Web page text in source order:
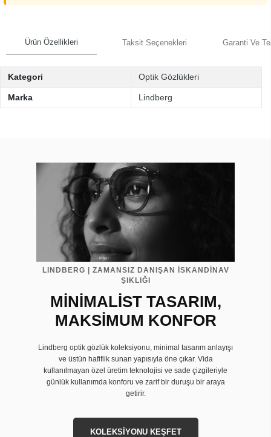
Ürün Özellikleri Taksit Seçenekleri Garanti Ve
Kategori Optik Gözlükleri
Marka Lindberg
LINDBERG | ZAMANSIZ DANIŞAN İSKANDİNAV
ŞIKLIĞI
MİNİMALİST TASARIM,
MAKSİMUM KONFOR
Lindberg optik gözlük koleksiyonu, minimal tasarım anlayışı
ve üstün hafiflik sunan yapısıyla öne çıkar. Vida
kullanılmayan özel üretim teknolojisi ve sade çizgileriyle
günlük kullanımda konforu ve zarif bir duruşu bir araya
getirir.
KOLEKSİYONU KEŞFET